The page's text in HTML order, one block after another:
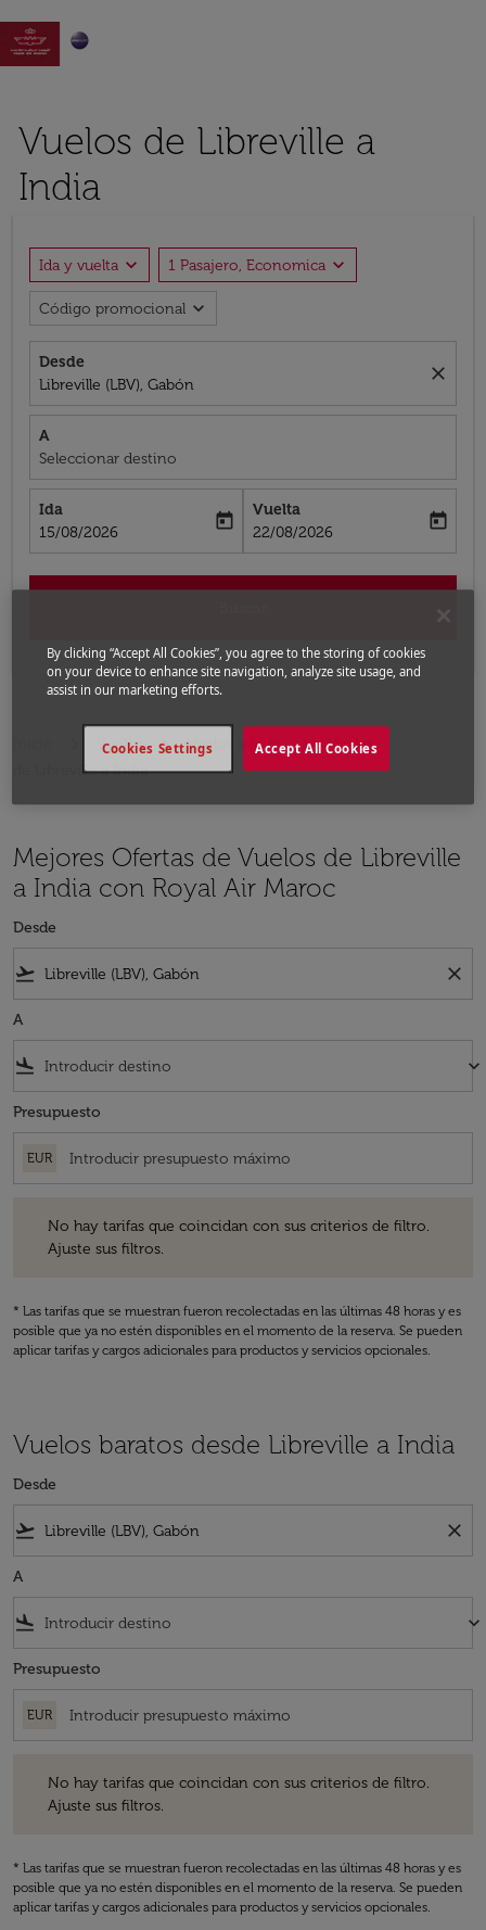

Vuelos de Libreville a
India
Ida y vuelta expand_more 1 Pasajero, Economica expand_more
Código promocional expand_more
Desde
Libreville (LBV), Gabón
close
A
Seleccionar destino
Ida
fc-booking-departure-date-aria-label
15/08/2026
today
Vuelta
fc-booking-return-date-aria-label
22/08/2026
today
Vuelos Vuelos a India
Vuelos
de Libreville a India
Mejores Ofertas de Vuelos de Libreville
a India con Royal Air Maroc
Desde
flight_takeoff close
A
flight_land keyboard_arrow_down
Presupuesto
EUR
No hay tarifas que coincidan con sus criterios de filtro.
Ajuste sus filtros.
* Las tarifas que se muestran fueron recolectadas en las últimas 48 horas y es
posible que ya no estén disponibles en el momento de la reserva. Se pueden
aplicar tarifas y cargos adicionales para productos y servicios opcionales.
Vuelos baratos desde Libreville a India
Desde
flight_takeoff close
A
flight_land keyboard_arrow_down
Presupuesto
EUR
No hay tarifas que coincidan con sus criterios de filtro.
Ajuste sus filtros.
* Las tarifas que se muestran fueron recolectadas en las últimas 48 horas y es
posible que ya no estén disponibles en el momento de la reserva. Se pueden
aplicar tarifas y cargos adicionales para productos y servicios opcionales.
By clicking “Accept All Cookies”, you agree to the storing of cookies
on your device to enhance site navigation, analyze site usage, and
assist in our marketing efforts.
Accept All Cookies
Cookies Settings